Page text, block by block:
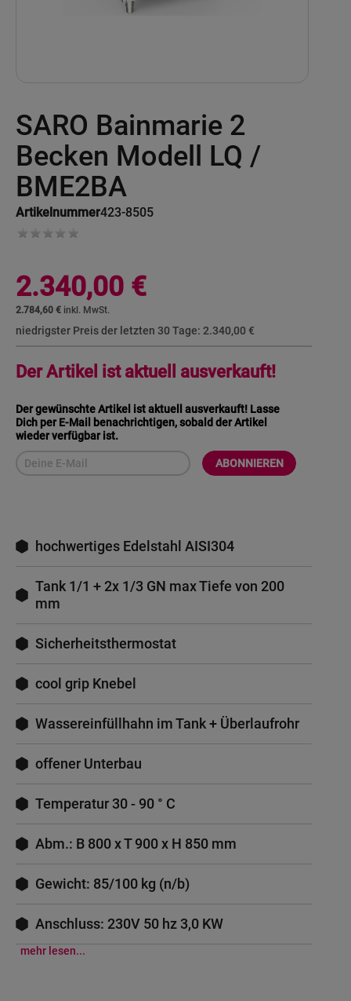
SARO Bainmarie 2
Becken Modell LQ /
BME2BA
Artikelnummer423-8505
to
the
beginning
of
images
gallery
2.784,60 €
2.340,00 €
niedrigster Preis der letzten 30 Tage: 2.340,00 €
Der Artikel ist aktuell ausverkauft!
Der gewünschte Artikel ist aktuell ausverkauft! Lasse
Dich per E-Mail benachrichtigen, sobald der Artikel
wieder verfügbar ist.
ABONNIEREN
hochwertiges Edelstahl AISI304
Tank 1/1 + 2x 1/3 GN max Tiefe von 200
mm
Sicherheitsthermostat
cool grip Knebel
Wassereinfüllhahn im Tank + Überlaufrohr
offener Unterbau
Temperatur 30 - 90 ° C
Abm.: B 800 x T 900 x H 850 mm
Gewicht: 85/100 kg (n/b)
Anschluss: 230V 50 hz 3,0 KW
mehr lesen...